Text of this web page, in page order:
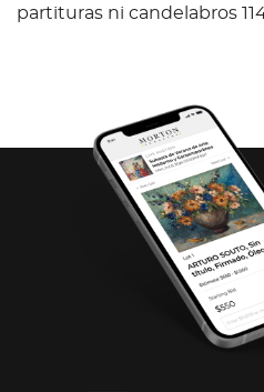
partituras ni candelabros